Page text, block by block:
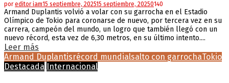
poreditor iam15 septiembre, 202515 septiembre, 20250140
Armand Duplantis volvió a volar con su garrocha en el Estadio
Olímpico de Tokio para coronarse de nuevo, por tercera vez en su
carrera, campeón del mundo, un logro que también llegó con un
nuevo récord, esta vez de 6,30 metros, en su último intento....
Leer más
Armand Duplantisrécord mundialsalto con garrochaTokio
Destacada Internacional